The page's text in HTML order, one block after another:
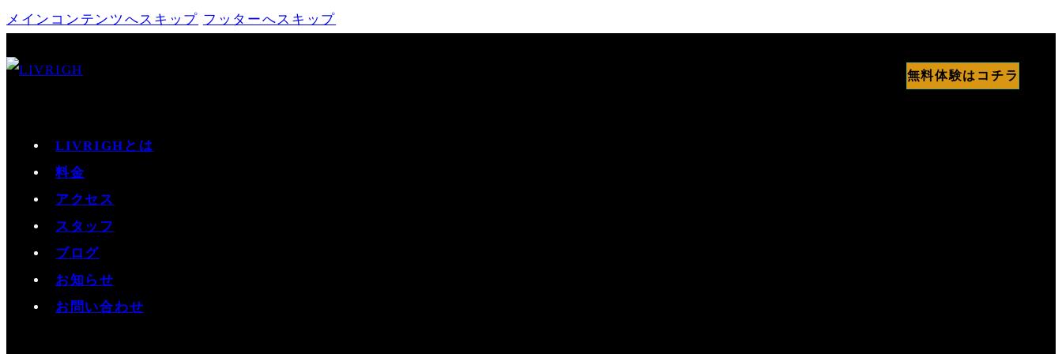
メインコンテンツへスキップ フッターへスキップ
LIVRIGHとは
料金
アクセス
スタッフ
ブログ
お知らせ
お問い合わせ
無料体験はコチラ